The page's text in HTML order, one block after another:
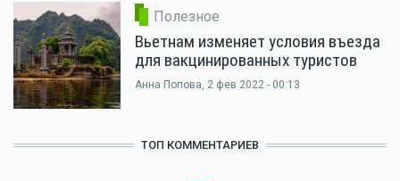
Полезное
Вьетнам изменяет условия въезда
для вакцинированных туристов
Анна Попова, 2 фев 2022 - 00:13
ТОП КОММЕНТАРИЕВ